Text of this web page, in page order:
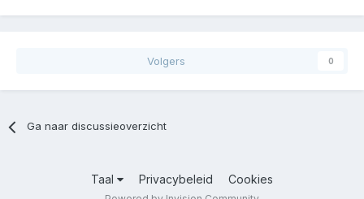
Volgers 0
Ga naar discussieoverzicht
Taal Privacybeleid Cookies